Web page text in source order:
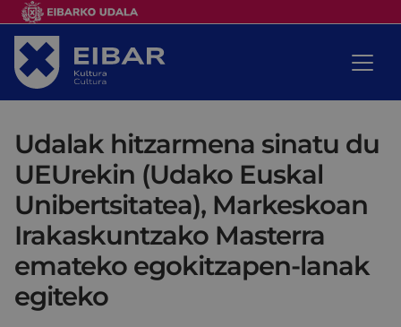
Udalak hitzarmena sinatu du
UEUrekin (Udako Euskal
Unibertsitatea), Markeskoan
Irakaskuntzako Masterra
emateko egokitzapen-lanak
egiteko